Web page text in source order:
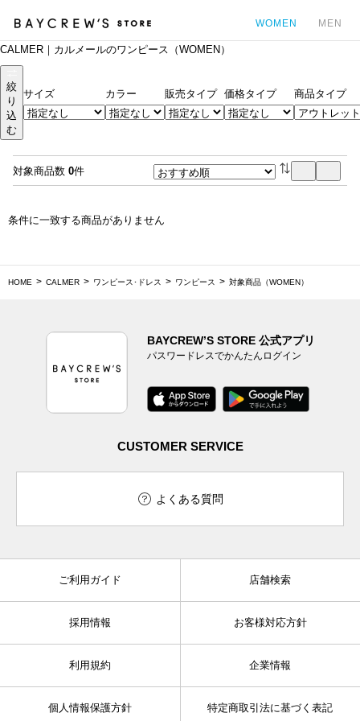
WOMEN MEN
CALMER｜カルメールのワンピース（WOMEN）
絞
り
込
む
サイズ カラー 販売タイプ 価格タイプ 商品タイプ
対象商品数 0件
条件に一致する商品がありません
HOME CALMER ワンピース･ドレス ワンピース 対象商品（WOMEN）
BAYCREW’S STORE 公式アプリ
パスワードレスでかんたんログイン
CUSTOMER SERVICE
よくある質問
ご利用ガイド 店舗検索
採用情報 お客様対応方針
利用規約 企業情報
個人情報保護方針 特定商取引法に基づく表記